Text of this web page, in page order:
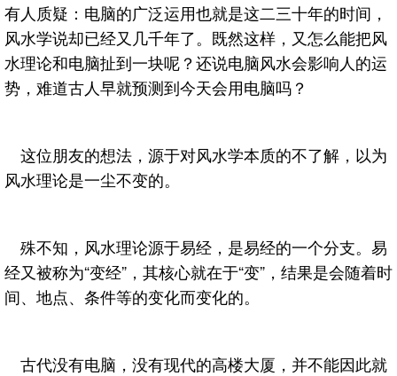
有人质疑：电脑的广泛运用也就是这二三十年的时间，
风水学说却已经又几千年了。既然这样，又怎么能把风
水理论和电脑扯到一块呢？还说电脑风水会影响人的运
势，难道古人早就预测到今天会用电脑吗？
这位朋友的想法，源于对风水学本质的不了解，以为
风水理论是一尘不变的。
殊不知，风水理论源于易经，是易经的一个分支。易
经又被称为“变经”，其核心就在于“变”，结果是会随着时
间、地点、条件等的变化而变化的。
古代没有电脑，没有现代的高楼大厦，并不能因此就